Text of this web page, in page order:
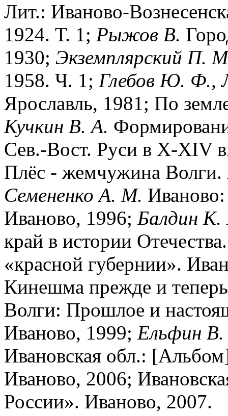
Лит.: Иваново-
1924. Т. 1; Рыжов В.
1930; Экземплярский П.
1958. Ч. 1; Глебов Ю. Ф.,
Ярославль, 1981; По
Кучкин В. А.
Сев.-Вост. Руси в X-XIV
Плёс - жемчужина Волги.
Семененко А. М.
Иваново, 1996; Балдин К.
край в истории
«красной губернии».
Кинешма прежде и
Волги: Прошлое и
Иваново, 1999; Ельфин
Ивановская обл.:
Иваново, 2006;
России». Иваново, 2007.